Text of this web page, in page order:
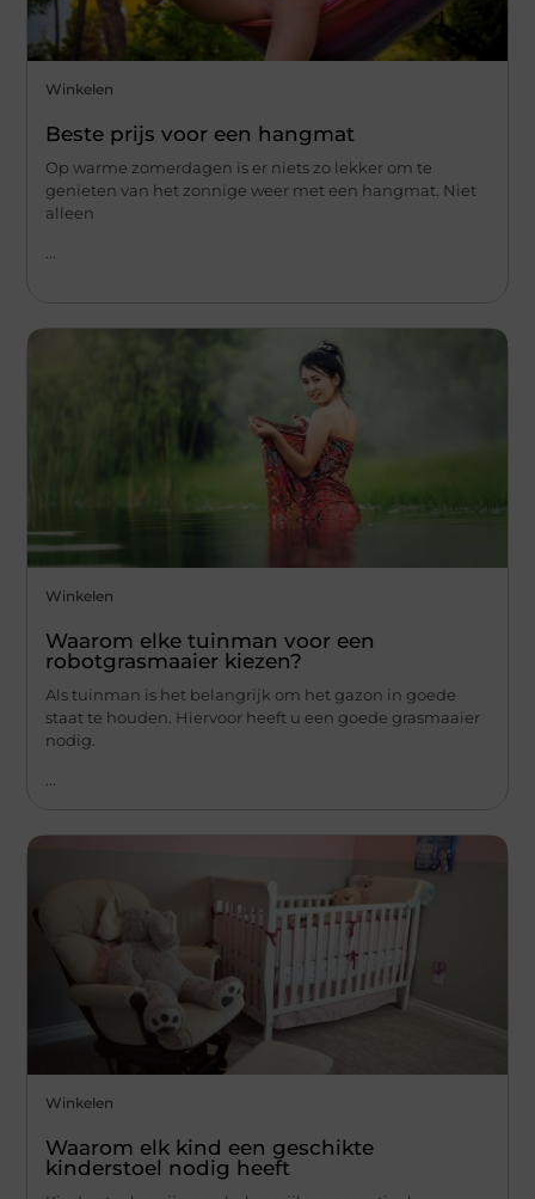
Winkelen
Beste prijs voor een hangmat
Op warme zomerdagen is er niets zo lekker om te
genieten van het zonnige weer met een hangmat. Niet
alleen
Winkelen
Waarom elke tuinman voor een
robotgrasmaaier kiezen?
Als tuinman is het belangrijk om het gazon in goede
staat te houden. Hiervoor heeft u een goede grasmaaier
nodig.
...
Winkelen
Waarom elk kind een geschikte
kinderstoel nodig heeft